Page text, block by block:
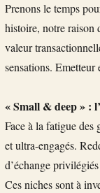
Prenons le temps
histoire, notre raison
valeur
sensations.
« Small & deep » :
Face à la fatigue des
et ultra-engagés.
d’échange
Ces niches sont à